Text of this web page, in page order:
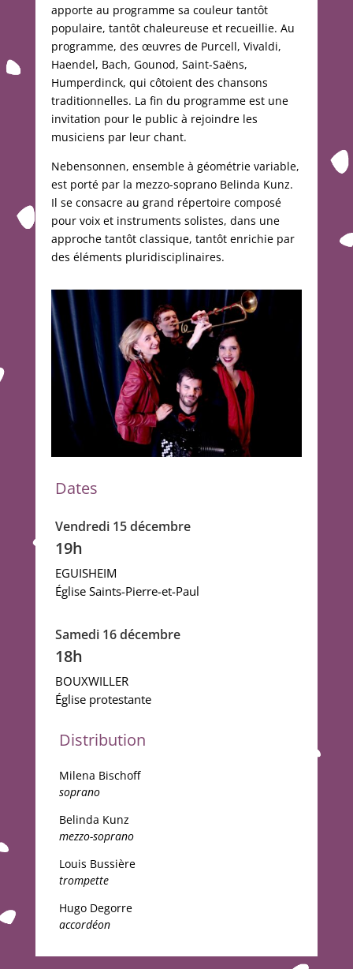
apporte au programme sa couleur tantôt
populaire, tantôt chaleureuse et recueillie. Au
programme, des œuvres de Purcell, Vivaldi,
Haendel, Bach, Gounod, Saint-Saëns,
Humperdinck, qui côtoient des chansons
traditionnelles. La fin du programme est une
invitation pour le public à rejoindre les
musiciens par leur chant.
Nebensonnen, ensemble à géométrie variable,
est porté par la mezzo-soprano Belinda Kunz.
Il se consacre au grand répertoire composé
pour voix et instruments solistes, dans une
approche tantôt classique, tantôt enrichie par
des éléments pluridisciplinaires.
Dates
Vendredi 15 décembre
19h
EGUISHEIM
Église Saints-Pierre-et-Paul
Samedi 16 décembre
18h
BOUXWILLER
Église protestante
Distribution
Milena Bischoff
soprano
Belinda Kunz
mezzo-soprano
Louis Bussière
trompette
Hugo Degorre
accordéon